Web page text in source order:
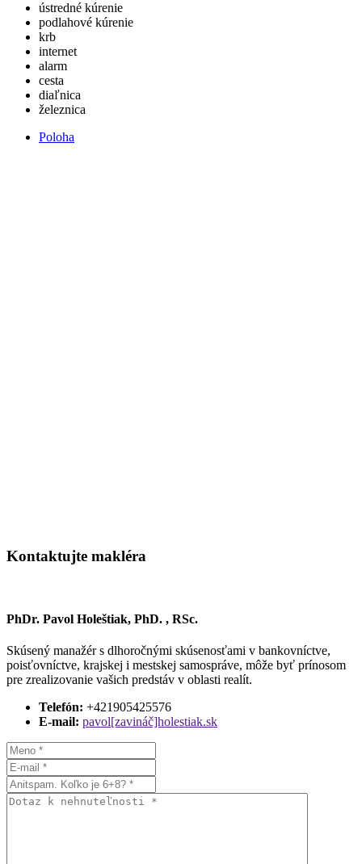
ústredné kúrenie
podlahové kúrenie
krb
internet
alarm
cesta
diaľnica
železnica
Poloha
Kontaktujte makléra
PhDr. Pavol Holeštiak, PhD. , RSc.
Skúsený manažér s dlhoročnými skúsenosťami v bankovníctve,
poisťovníctve, krajskej i mestskej samospráve, môže byť prínosom
pre zrealizovanie vašich predstáv v oblasti realít.
Telefón: +421905425576
E-mail: pavol[zavináč]holestiak.sk